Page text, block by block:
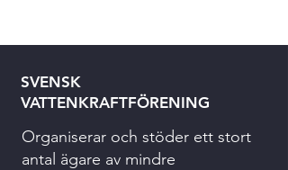
SVENSK
VATTENKRAFTFÖRENING
Organiserar och stöder ett stort
antal ägare av mindre